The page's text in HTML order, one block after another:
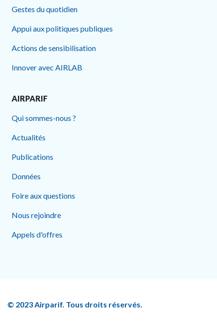
Gestes du quotidien
Appui aux politiques publiques
Actions de sensibilisation
Innover avec AIRLAB
AIRPARIF
Qui sommes-nous ?
Actualités
Publications
Données
Foire aux questions
Nous rejoindre
Appels d'offres
© 2023 Airparif. Tous droits réservés.